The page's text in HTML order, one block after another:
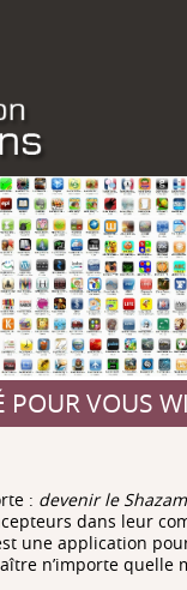
POUR VOUS
: devenir le
dans leur
une application
n’importe quelle